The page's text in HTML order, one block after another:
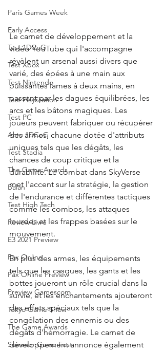
Paris Games Week
Early Access
Test 1DCoG
Test Xbox
Test Nintendo
Test PlayStation
Test PC
Actu 1DCoG
Test Stadia
The Game Awards
Balan
Test High Tech
Review Livre
E3 2021 Preview
Pax Online
Pax Online Preview
Preview Gamescom
Tokyo Game Show
The Game Awards
Summer Game Fest
Le carnet de développement et la
vidéo YouTube qui l'accompagne
révèlent un arsenal aussi divers que
varié, des épées à une main aux
puissantes lames à deux mains, en
passant par les dagues équilibrées, les
arcs et les bâtons magiques. Les
joueurs peuvent fabriquer ou récupérer
des armes, chacune dotée d'attributs
uniques tels que les dégâts, les
chances de coup critique et la
durabilité. Le combat dans SkyVerse
met l'accent sur la stratégie, la gestion
de l'endurance et différentes tactiques
comme les combos, les attaques
lourdes et les frappes basées sur le
mouvement.
En plus des armes, les équipements
tels que les casques, les gants et les
bottes joueront un rôle crucial dans la
survie, et les enchantements ajouteront
des effets spéciaux tels que la
congélation des ennemis ou des
dégâts d'hémorragie. Le carnet de
développement annonce également